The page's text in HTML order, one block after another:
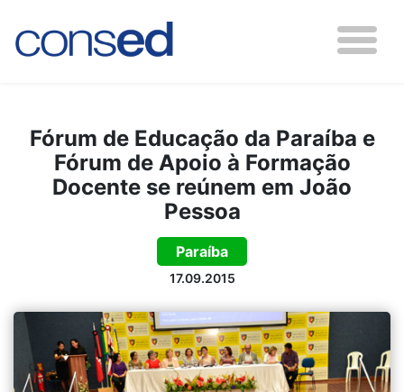
Fórum de Educação da Paraíba e
Fórum de Apoio à Formação
Docente se reúnem em João
Pessoa
Paraíba
17.09.2015